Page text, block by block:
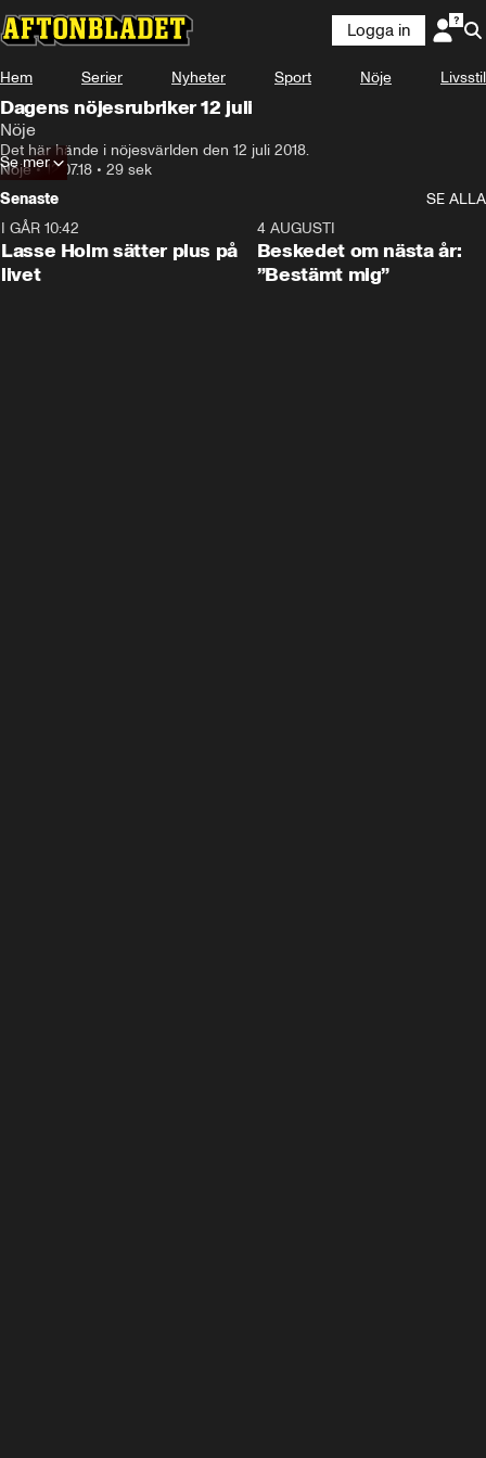
Logga in
Hem Serier Nyheter Sport Nöje Livsstil
Dagens nöjesrubriker 12 juli
Nöje
Det här hände i nöjesvärlden den 12 juli 2018.
Nöje•12.07.18 • 29 sek
Se mer
Senaste
SE ALLA
I GÅR 10:42
Lasse Holm sätter plus på
livet
4 AUGUSTI
Beskedet om nästa år:
”Bestämt mig”